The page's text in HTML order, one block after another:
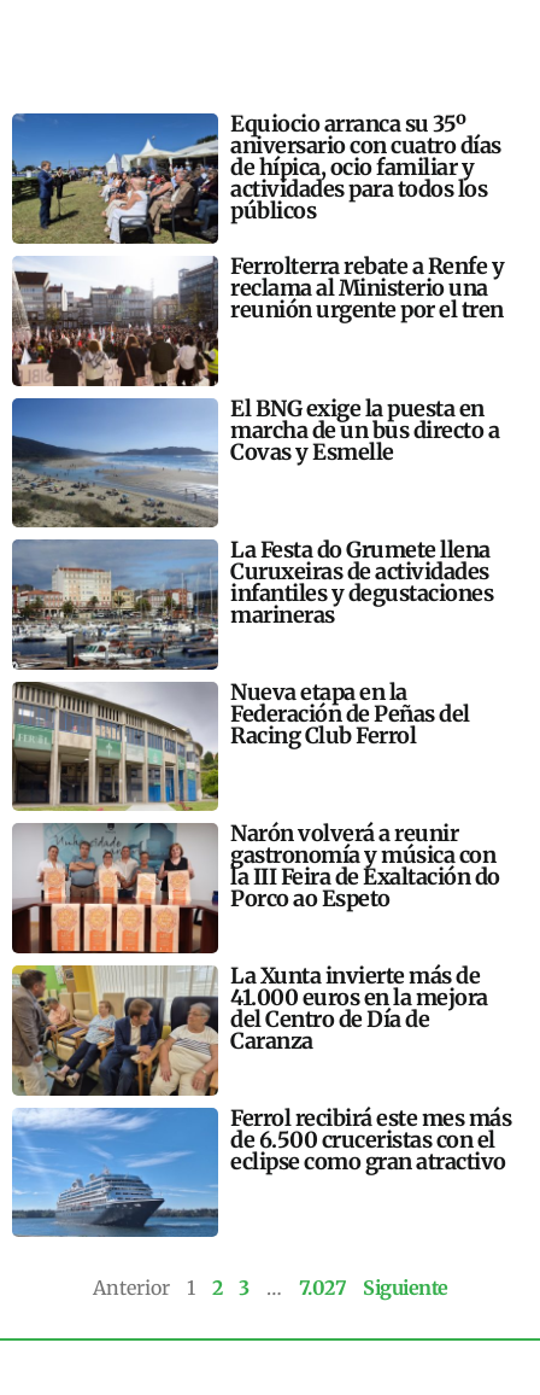
Equiocio arranca su 35º
aniversario con cuatro días
de hípica, ocio familiar y
actividades para todos los
públicos
Ferrolterra rebate a Renfe y
reclama al Ministerio una
reunión urgente por el tren
El BNG exige la puesta en
marcha de un bus directo a
Covas y Esmelle
La Festa do Grumete llena
Curuxeiras de actividades
infantiles y degustaciones
marineras
Nueva etapa en la
Federación de Peñas del
Racing Club Ferrol
Narón volverá a reunir
gastronomía y música con
la III Feira de Exaltación do
Porco ao Espeto
La Xunta invierte más de
41.000 euros en la mejora
del Centro de Día de
Caranza
Ferrol recibirá este mes más
de 6.500 cruceristas con el
eclipse como gran atractivo
Anterior 1 2 3 … 7.027 Siguiente